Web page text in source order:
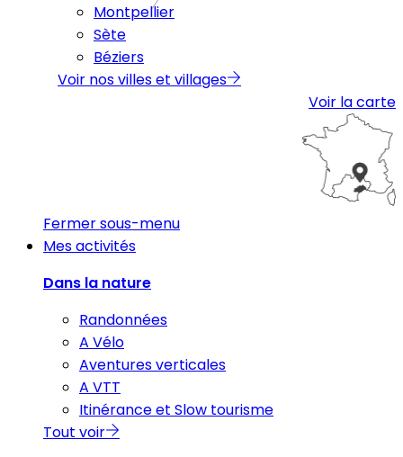
Montpellier
Sète
Béziers
Voir nos villes et villages
Voir la carte
Fermer sous-menu
Mes activités
Dans la nature
Randonnées
A Vélo
Aventures verticales
A VTT
Itinérance et Slow tourisme
Tout voir